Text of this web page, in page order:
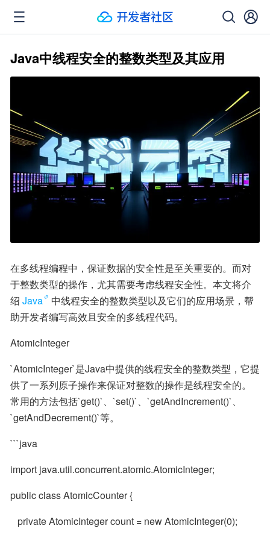
Java中线程安全的整数类型及其应用
在多线程编程中，保证数据的安全性是至关重要的。而对
于整数类型的操作，尤其需要考虑线程安全性。本文将介
绍 Java
中线程安全的整数类型以及它们的应用场景，帮
助开发者编写高效且安全的多线程代码。
AtomicInteger
`AtomicInteger`是Java中提供的线程安全的整数类型，它提
供了一系列原子操作来保证对整数的操作是线程安全的。
常用的方法包括`get()`、`set()`、`getAndIncrement()`、
`getAndDecrement()`等。
```java
import java.util.concurrent.atomic.AtomicInteger;
public class AtomicCounter {
private AtomicInteger count = new AtomicInteger(0);